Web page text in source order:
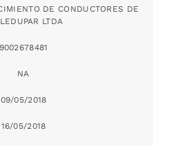
DE CONDUCTORES DE
LTDA
9002678481
NA
09/05/2018
16/05/2018